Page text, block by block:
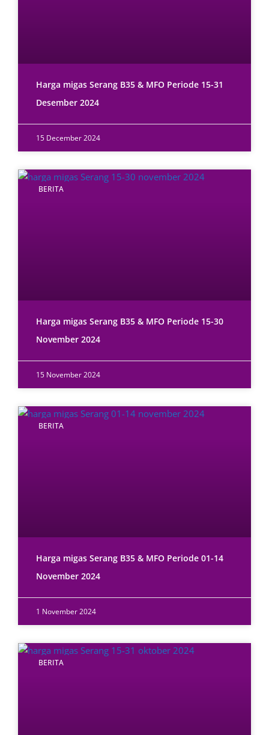
Harga migas Serang B35 & MFO Periode 15-31
Desember 2024
15 December 2024
BERITA
Harga migas Serang B35 & MFO Periode 15-30
November 2024
15 November 2024
BERITA
Harga migas Serang B35 & MFO Periode 01-14
November 2024
1 November 2024
BERITA